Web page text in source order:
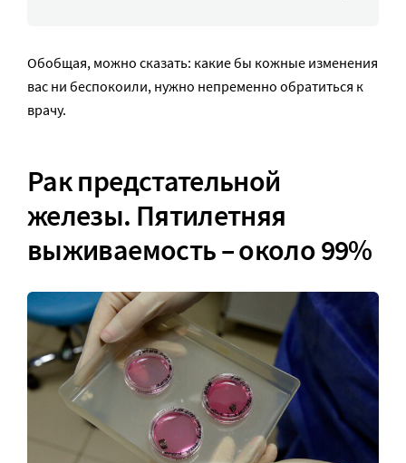
Обобщая, можно сказать: какие бы кожные изменения
вас ни беспокоили, нужно непременно обратиться к
врачу.
Рак предстательной
железы. Пятилетняя
выживаемость – около 99%